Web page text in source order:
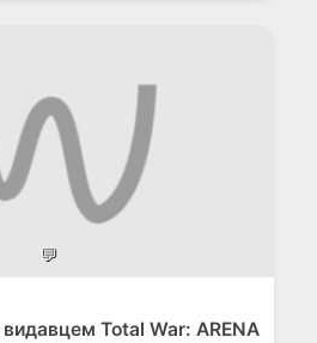
💬
Total War: ARENA